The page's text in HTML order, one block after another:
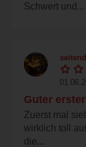
Schwert und...
Guter
Zuerst mal
wirklich toll
die...